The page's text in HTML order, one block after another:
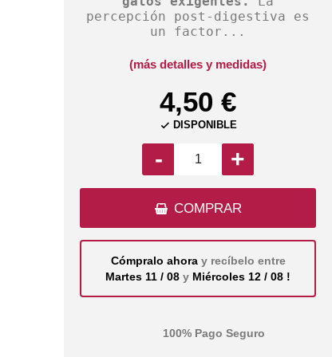
percepción post-digestiva es
un factor...
(más detalles y medidas)
4,50 €
 DISPONIBLE
- +
COMPRAR
Cómpralo ahora y recíbelo entre
Martes 11 / 08 y Miércoles 12 / 08 !
100% Pago Seguro